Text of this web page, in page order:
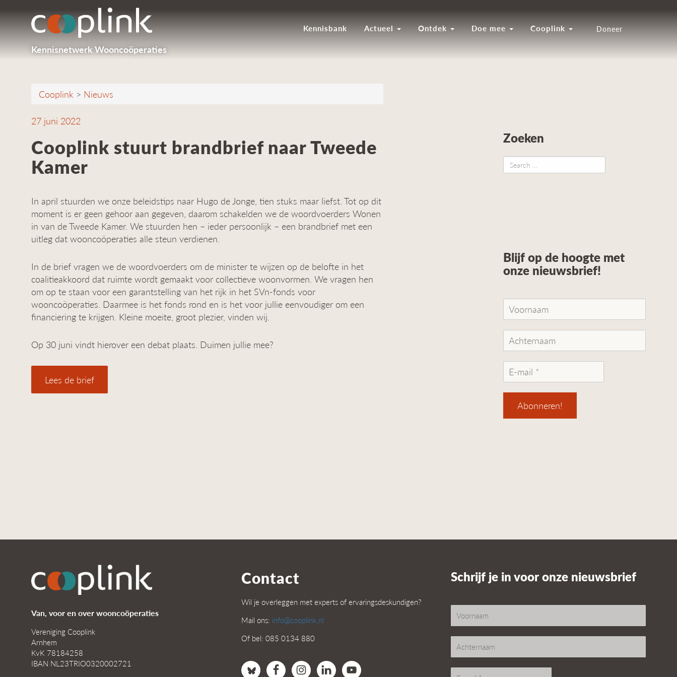
Kennisnetwerk Wooncoöperaties
Kennisbank Actueel Ontdek Doe mee Cooplink Doneer
Cooplink > Nieuws
27 juni 2022
Cooplink stuurt brandbrief naar Tweede
Kamer
In april stuurden we onze beleidstips naar Hugo de Jonge, tien stuks maar liefst. Tot op dit
moment is er geen gehoor aan gegeven, daarom schakelden we de woordvoerders Wonen
in van de Tweede Kamer. We stuurden hen – ieder persoonlijk – een brandbrief met een
uitleg dat wooncoöperaties alle steun verdienen.
In de brief vragen we de woordvoerders om de minister te wijzen op de belofte in het
coalitieakkoord dat ruimte wordt gemaakt voor collectieve woonvormen. We vragen hen
om op te staan voor een garantstelling van het rijk in het SVn-fonds voor
wooncoöperaties. Daarmee is het fonds rond en is het voor jullie eenvoudiger om een
financiering te krijgen. Kleine moeite, groot plezier, vinden wij.
Op 30 juni vindt hierover een debat plaats. Duimen jullie mee?
Lees de brief
Zoeken
Blijf op de hoogte met
onze nieuwsbrief!
Van, voor en over wooncoöperaties
Vereniging Cooplink
Arnhem
KvK 78184258
IBAN NL23TRIO0320002721
Contact
Wil je overleggen met experts of ervaringsdeskundigen?
Mail ons: info@cooplink.nl
Of bel: 085 0134 880
Schrijf je in voor onze nieuwsbrief